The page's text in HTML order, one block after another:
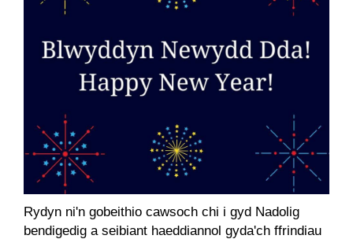
Rydyn ni'n gobeithio cawsoch chi i gyd Nadolig
bendigedig a seibiant haeddiannol gyda'ch ffrindiau